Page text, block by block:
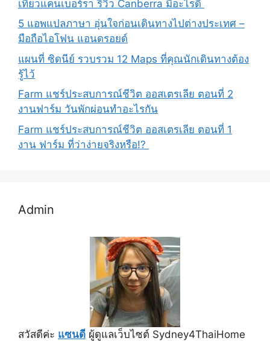
เที่ยวแคนเบอร์รา รีวิว Canberra มีอะไรดี
5 แอพแปลภาษา อุ่นใจก่อนเดินทางไปต่างประเทศ –
มือถือไอโฟน แอนดรอยด์
แผนที่ ซิดนีย์ รวบรวม 12 Maps ที่คุณนักเดินทางต้อง
รู้ไว้
Farm แชร์ประสบการณ์ชีวิต ออสเตรเลีย ตอนที่ 2
งานฟาร์ม วันพักผ่อนทำอะไรกัน
Farm แชร์ประสบการณ์ชีวิต ออสเตรเลีย ตอนที่ 1
งาน ฟาร์ม ที่ว่าง่ายจริงหรือ!?
Admin
สวัสดีค่ะ แซนดี ผู้ดูแลเว็บไซต์ Sydney4ThaiHome